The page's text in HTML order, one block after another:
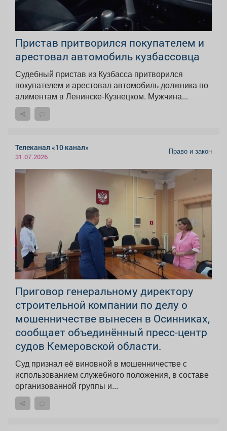
Пристав притворился покупателем и
арестовал автомобиль кузбассовца
Судебный пристав из Кузбасса притворился
покупателем и арестовал автомобиль должника по
алиментам в Ленинске-Кузнецком. Мужчина...
Телеканал «10 канал»
31.07.2026
Право и закон
Приговор генеральному директору
строительной компании по делу о
мошенничестве вынесен в Осинниках,
сообщает объединённый пресс-центр
судов Кемеровской области.
Суд признал её виновной в мошенничестве с
использованием служебного положения, в составе
организованной группы и...